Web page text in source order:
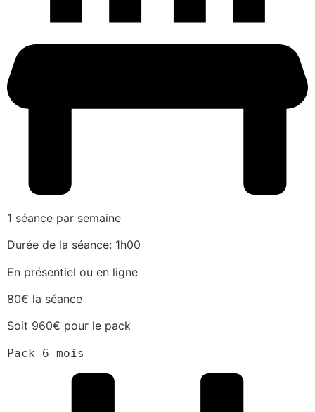
1 séance par semaine
Durée de la séance: 1h00
En présentiel ou en ligne
80€ la séance
Soit 960€ pour le pack
Pack 6 mois